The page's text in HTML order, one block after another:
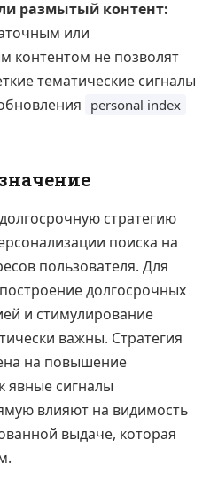
размытый контент:
или
контентом не позволят
тематические сигналы
personal index
стратегию
поиска на
пользователя. Для
долгосрочных
и стимулирование
важны. Стратегия
на повышение
явные сигналы
влияют на видимость
выдаче, которая